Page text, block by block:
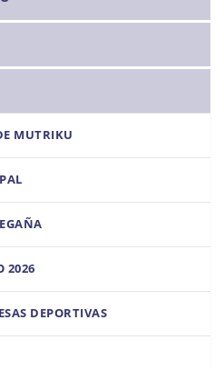
MUTRIKU
2026
DEPORTIVAS